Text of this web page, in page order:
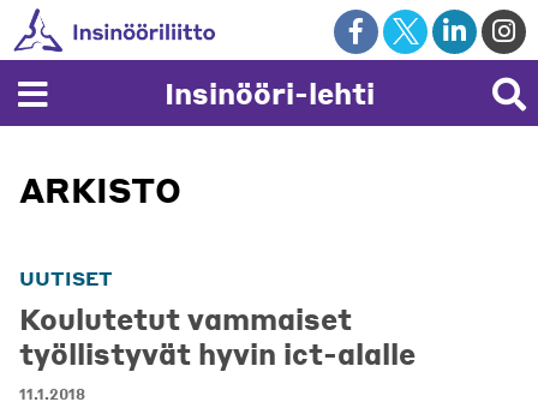
Skip
to
content
Insinööri-lehti
ARKISTO
UUTISET
Koulutetut vammaiset
työllistyvät hyvin ict-alalle
11.1.2018